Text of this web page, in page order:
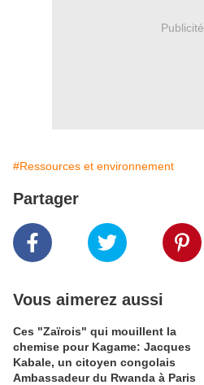
Publicité
#Ressources et environnement
Partager
Vous aimerez aussi
Ces "Zaïrois" qui mouillent la
chemise pour Kagame: Jacques
Kabale, un citoyen congolais
Ambassadeur du Rwanda à Paris